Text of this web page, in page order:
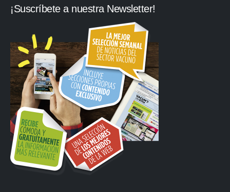
¡Suscríbete a nuestra Newsletter!